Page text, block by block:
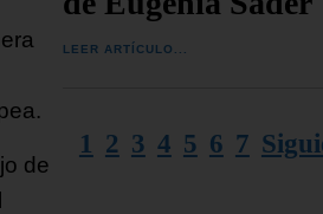
de
LEER ARTÍCULO...
1 2 3 4 5 6 7